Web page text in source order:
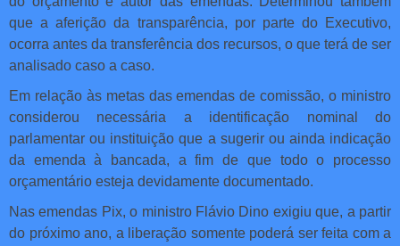
que a aferição da transparência, por parte do Executivo,
ocorra antes da transferência dos recursos, o que terá de ser
analisado caso a caso.
Em relação às metas das emendas de comissão, o ministro
considerou necessária a identificação nominal do
parlamentar ou instituição que a sugerir ou ainda indicação
da emenda à bancada, a fim de que todo o processo
orçamentário esteja devidamente documentado.
Nas emendas Pix, o ministro Flávio Dino exigiu que, a partir
do próximo ano, a liberação somente poderá ser feita com a